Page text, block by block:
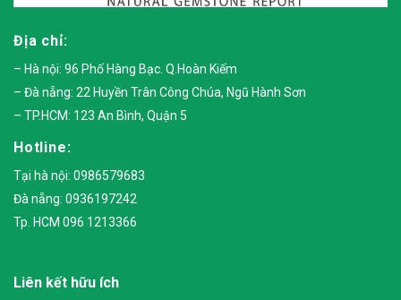
Địa chỉ:
– Hà nội: 96 Phố Hàng Bạc. Q.Hoàn Kiếm
– Đà nẵng: 22 Huyền Trân Công Chúa, Ngũ Hành Sơn
– TP.HCM: 123 An Bình, Quận 5
Hotline:
Tại hà nội: 0986579683
Đà nẵng: 0936197242
Tp. HCM 096 1213366
Liên kết hữu ích